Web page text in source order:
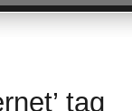
tag